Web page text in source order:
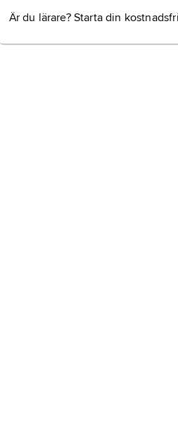
Är du lärare? Starta din